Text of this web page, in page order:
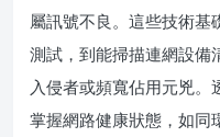
屬訊號不良。這些技術基
測試，到能掃描連網設備
入侵者或頻寬佔用元兇
掌握網路健康狀態，如同